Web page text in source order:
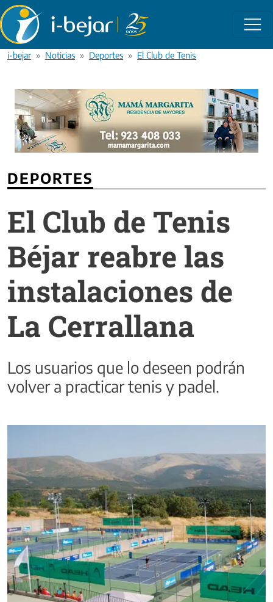
Pasar al contenido principal
i-bejar Noticias Deportes El Club de Tenis Béjar reabre las
DEPORTES
El Club de Tenis
Béjar reabre las
instalaciones de
La Cerrallana
Los usuarios que lo deseen podrán
volver a practicar tenis y padel.